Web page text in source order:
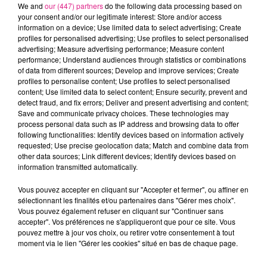
LYCÉE PROFESSIONNEL RÉGIONAL ANDRÉ CITROËN
Pour plus d'informations, rendez-vous sur : https://lyc-
citroen.monbureaunumerique.fr
FIL ACTUS
6 août 2026
Metz : une distribution de lunette gratuite pour voir
l’éclipse
We and our (447) partnersdo the following data processing based on
your consent and/or our legitimate interest: Store and/or access
information on a device; Use limited data to select advertising; Create
profiles for personalised advertising; Use profiles to select personalised
advertising; Measure advertising performance; Measure content
performance; Understand audiences through statistics or combinations
of data from different sources; Develop and improve services; Create
profiles to personalise content; Use profiles to select personalised
content; Use limited data to select content; Ensure security, prevent and
detect fraud, and fix errors; Deliver and present advertising and content;
Save and communicate privacy choices. These technologies may
process personal data such as IP address and browsing data to offer
following functionalities: Identify devices based on information actively
requested; Use precise geolocation data; Match and combine data from
other data sources; Link different devices; Identify devices based on
information transmitted automatically.
Vous pouvez accepter en cliquant sur "Accepter et fermer", ou affiner en
sélectionnant les finalités et/ou partenaires dans "Gérer mes choix".
Vous pouvez également refuser en cliquant sur "Continuer sans
accepter". Vos préférences ne s'appliqueront que pour ce site. Vous
pouvez mettre à jour vos choix, ou retirer votre consentement à tout
moment via le lien "Gérer les cookies" situé en bas de chaque page.